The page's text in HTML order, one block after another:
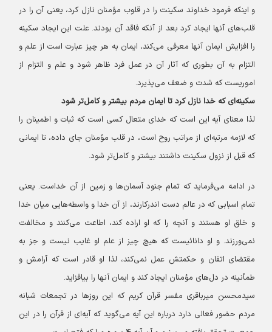
و اینکه فرمود خداوند سکینت را در قلوب مؤمنان نازل کرد، یعنی آن را در
قلب‌های آنها ایجاد کرد بعد از آنکه فاقد آن بودند. علت این ایجاد سکینه
را افزایش ایمان آنها معرفی می‌کند، ایمان به هر چیز عبارت است از علم و
التزام به آن بطوری که آثار آن در عمل فرد ظاهر شود و علم و التزام از
اموریست که شدت و ضعف می‌پذیرد.
سکینه‌ای که خدا نازل کرد تا ایمان مردم بیشتر و کامل‌تر شود
لذا معنای آیه این است که خدای متعال کسی است که ثبات و اطمینان را
که لازمه مرتبه‌ای از مراتب روح است، در قلب مؤمنان جای داده، تا ایمانی
که قبل از نزول سکینت داشتند بیشتر و کامل‌تر شود.
در ادامه می‌فرماید که تمام جنود آسمان‌ها و زمین از آن خداست. یعنی
تمام اسبابی که در عالم دست اندرکارند، از آن خدا و واسطه‌هایی میان خدا
و خلق او هستند و آنچه را که او اراده کند، اطاعت می‌کنند و مخالفت
نمی‌ورزند. و او دانائیست که هیچ چیز از علم او غایب نیست و جز به
مقتضای اتقان و حکمتش عمل نمی‌کند، لذا او قادر است که آرامش و
طمأنینه در دل‌های مؤمنان ایجاد کند و ایمان آنها را بیافزاید.
سیدمحسن میرباقری مفسر قرآن کریم که این روز‌ها در تجمعات شبانه
مردم حضور فعالی دارد درباره این آیه می‌گوید که آیه‌ای از قرآن را در این